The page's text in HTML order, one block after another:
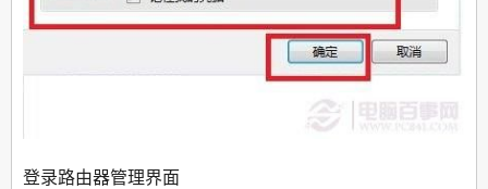
登录路由器管理界面